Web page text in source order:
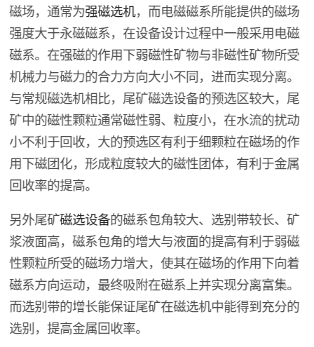
磁场，通常为强磁选机，而电磁磁系所能提供的磁场
强度大于永磁磁系，在设备设计过程中一般采用电磁
磁系。在强磁的作用下弱磁性矿物与非磁性矿物所受
机械力与磁力的合力方向大小不同，进而实现分离。
与常规磁选机相比，尾矿磁选设备的预选区较大，尾
矿中的磁性颗粒通常磁性弱、粒度小，在水流的扰动
小不利于回收，大的预选区有利于细颗粒在磁场的作
用下磁团化，形成粒度较大的磁性团体，有利于金属
回收率的提高。
另外尾矿磁选设备的磁系包角较大、选别带较长、矿
浆液面高，磁系包角的增大与液面的提高有利于弱磁
性颗粒所受的磁场力增大，使其在磁场的作用下向着
磁系方向运动，最终吸附在磁系上并实现分离富集。
而选别带的增长能保证尾矿在磁选机中能得到充分的
选别，提高金属回收率。